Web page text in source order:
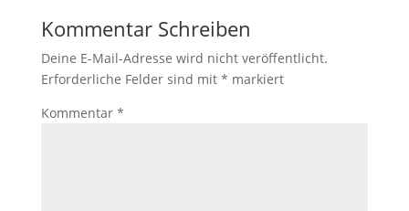
Kommentar Schreiben
Deine E-Mail-Adresse wird nicht veröffentlicht.
Erforderliche Felder sind mit * markiert
Kommentar *